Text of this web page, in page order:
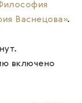
Васнецова».
включено